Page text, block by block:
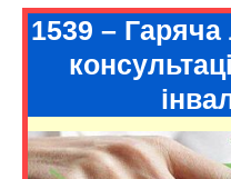
1539 – Гаряча